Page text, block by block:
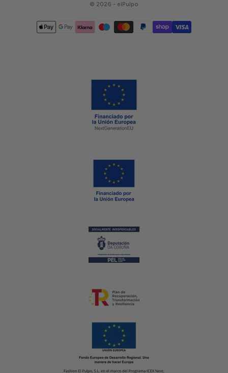
© 2026 - elPulpo